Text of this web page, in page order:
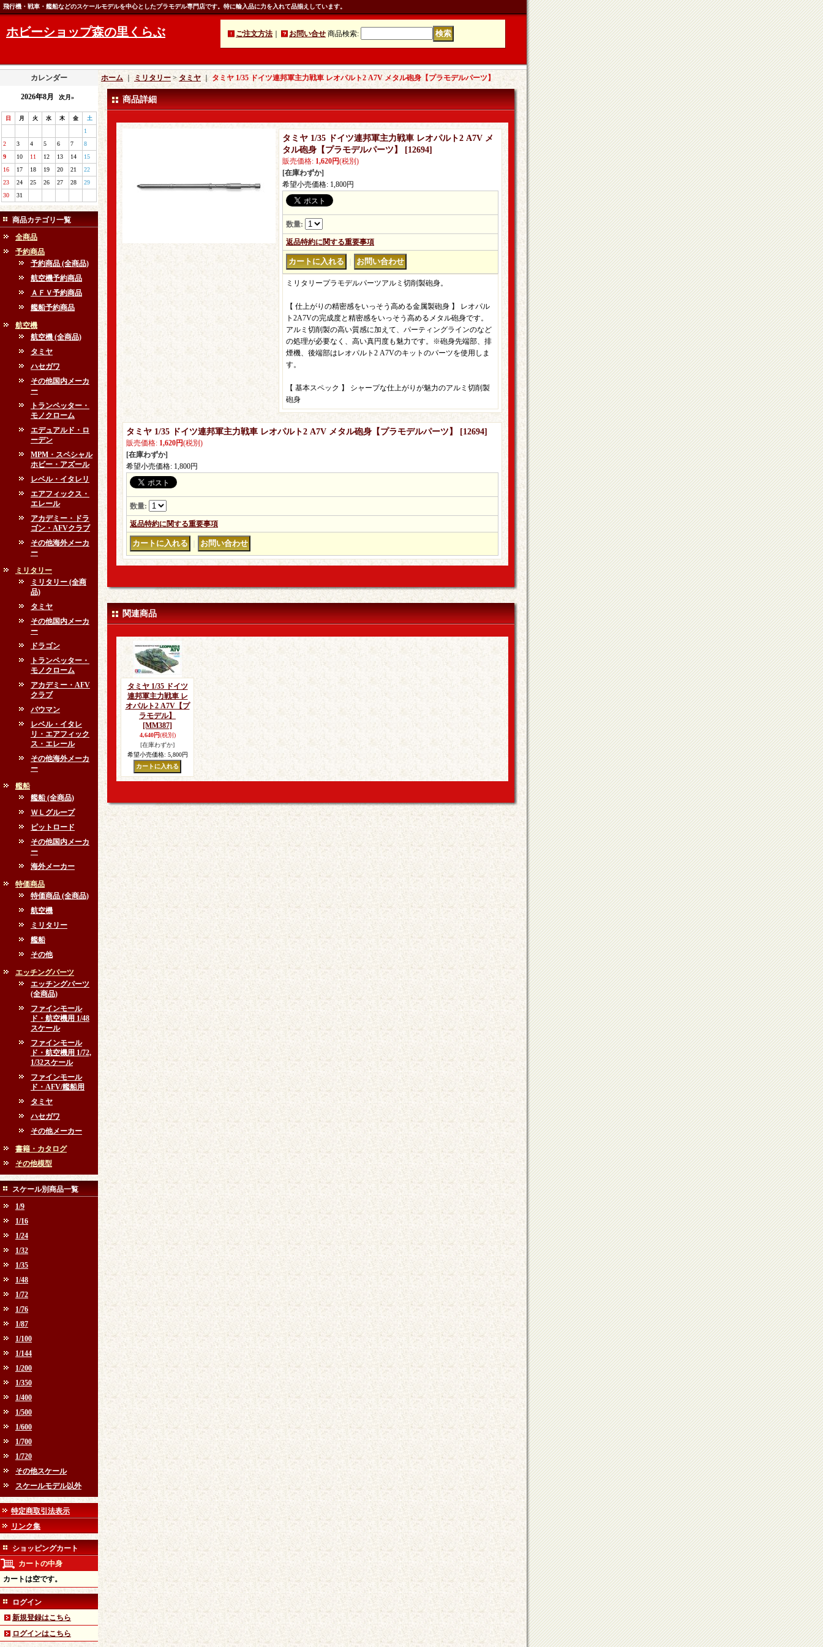
飛行機・戦車・艦船などのスケールモデルを中心としたプラモデル専門店です。特に輸入品に力を入れて品揃えしています。
ホビーショップ森の里くらぶ ご注文方法 お問い合せ 商品検索:
カレンダー
2026年8月 次月»
日 月 火 水 木 金 土
1
2
3 4 5 6 7
8
9
10 11 12 13 14
15
16
17 18 19 20 21
22
23
24 25 26 27 28
29
30
31
商品カテゴリ一覧
全商品
予約商品
予約商品 (全商品)
航空機予約商品
ＡＦＶ予約商品
艦船予約商品
航空機
航空機 (全商品)
タミヤ
ハセガワ
その他国内メーカ
ー
トランペッター・
モノクローム
エデュアルド・ロ
ーデン
MPM・スペシャル
ホビー・アズール
レベル・イタレリ
エアフィックス・
エレール
アカデミー・ドラ
ゴン・AFVクラブ
その他海外メーカ
ー
ミリタリー
ミリタリー (全商
品)
タミヤ
その他国内メーカ
ー
ドラゴン
トランペッター・
モノクローム
アカデミー・AFV
クラブ
バウマン
レベル・イタレ
リ・エアフィック
ス・エレール
その他海外メーカ
ー
艦船
艦船 (全商品)
ＷＬグループ
ピットロード
その他国内メーカ
ー
海外メーカー
特価商品
特価商品 (全商品)
航空機
ミリタリー
艦船
その他
エッチングパーツ
エッチングパーツ
(全商品)
ファインモール
ド・航空機用 1/48
スケール
ファインモール
ド・航空機用 1/72,
1/32スケール
ファインモール
ド・AFV/艦船用
タミヤ
ハセガワ
その他メーカー
書籍・カタログ
その他模型
スケール別商品一覧
1/9
1/16
1/24
1/32
1/35
1/48
1/72
1/76
1/87
1/100
1/144
1/200
1/350
1/400
1/500
1/600
1/700
1/720
その他スケール
スケールモデル以外
特定商取引法表示
リンク集
ショッピングカート
カートの中身
カートは空です。
ログイン
新規登録はこちら
ログインはこちら
ホーム ミリタリー > タミヤ ｜ タミヤ 1/35 ドイツ連邦軍主力戦車 レオパルト2 A7V メタル砲身【プラモデルパーツ】
商品詳細
タミヤ 1/35 ドイツ連邦軍主力戦車 レオパルト2 A7V メ
タル砲身【プラモデルパーツ】
[12694]
販売価格: 1,620円(税別)
[在庫わずか]
希望小売価格: 1,800円
数量:
返品特約に関する重要事項
ミリタリープラモデルパーツアルミ切削製砲身。
【 仕上がりの精密感をいっそう高める金属製砲身 】 レオパル
ト2A7Vの完成度と精密感をいっそう高めるメタル砲身です。
アルミ切削製の高い質感に加えて、パーティングラインのなど
の処理が必要なく、高い真円度も魅力です。※砲身先端部、排
煙機、後端部はレオパルト2 A7Vのキットのパーツを使用しま
す。
【 基本スペック 】 シャープな仕上がりが魅力のアルミ切削製
砲身
タミヤ 1/35 ドイツ連邦軍主力戦車 レオパルト2 A7V メタル砲身【プラモデルパーツ】 [12694]
販売価格: 1,620円(税別)
[在庫わずか]
希望小売価格: 1,800円
数量:
返品特約に関する重要事項
関連商品
タミヤ 1/35 ドイツ
連邦軍主力戦車 レ
オパルト2 A7V【プ
ラモデル】
[MM387]
4,640円(税別)
[在庫わずか]
希望小売価格: 5,800円